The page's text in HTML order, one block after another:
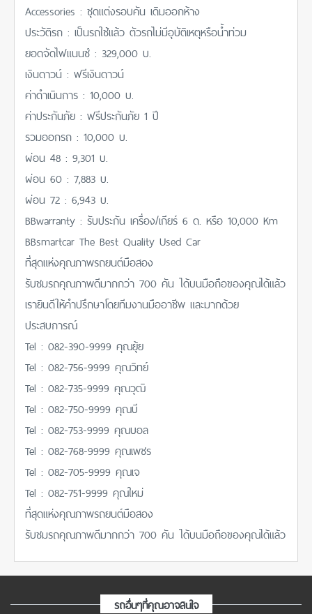
Accessories : ชุดแต่งรอบคัน เดิมออกห้าง
ประวัติรถ : เป็นรถใช้แล้ว ตัวรถไม่มีอุบัติเหตุหรือน้ำท่วม
ยอดจัดไฟแนนซ์ : 329,000 บ.
เงินดาวน์ : ฟรีเงินดาวน์
ค่าดำเนินการ : 10,000 บ.
ค่าประกันภัย : ฟรีประกันภัย 1 ปี
รวมออกรถ : 10,000 บ.
ผ่อน 48 : 9,301 บ.
ผ่อน 60 : 7,883 บ.
ผ่อน 72 : 6,943 บ.
BBwarranty : รับประกัน เครื่อง/เกียร์ 6 ด. หรือ 10,000 Km
BBsmartcar The Best Quality Used Car
ที่สุดแห่งคุณภาพรถยนต์มือสอง
รับชมรถคุณภาพดีมากกว่า 700 คัน ได้บนมือถือของคุณได้แล้ว
เรายินดีให้คำปรึกษาโดยทีมงานมืออาชีพ และมากด้วย
ประสบการณ์
Tel : 082-390-9999 คุณยุ้ย
Tel : 082-756-9999 คุณวิทย์
Tel : 082-735-9999 คุณวุฒิ
Tel : 082-750-9999 คุณบี
Tel : 082-753-9999 คุณบอล
Tel : 082-768-9999 คุณเพชร
Tel : 082-705-9999 คุณเจ
Tel : 082-751-9999 คุณใหม่
ที่สุดแห่งคุณภาพรถยนต์มือสอง
รับชมรถคุณภาพดีมากกว่า 700 คัน ได้บนมือถือของคุณได้แล้ว
รถอื่นๆที่คุณอาจสนใจ